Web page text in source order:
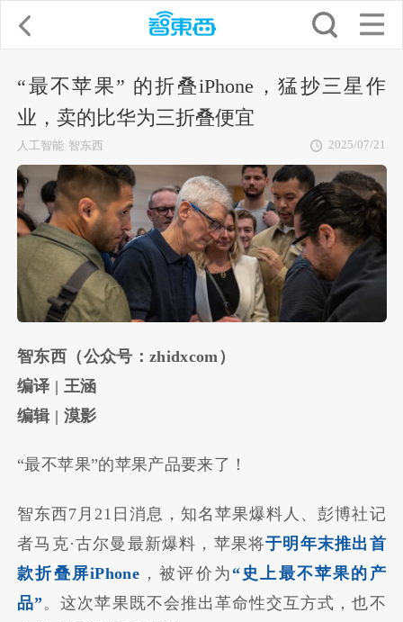
“最不苹果” 的折叠iPhone，猛抄三星作
业，卖的比华为三折叠便宜
人工智能 智东西 2025/07/21
智东西（公众号：zhidxcom）
编译 | 王涵
编辑 | 漠影
“最不苹果”的苹果产品要来了！
智东西7月21日消息，知名苹果爆料人、彭博社记
者马克·古尔曼最新爆料，苹果将于明年末推出首
款折叠屏iPhone ，被评价为 “史上最不苹果的产
品”。这次苹果既不会推出革命性交互方式，也不